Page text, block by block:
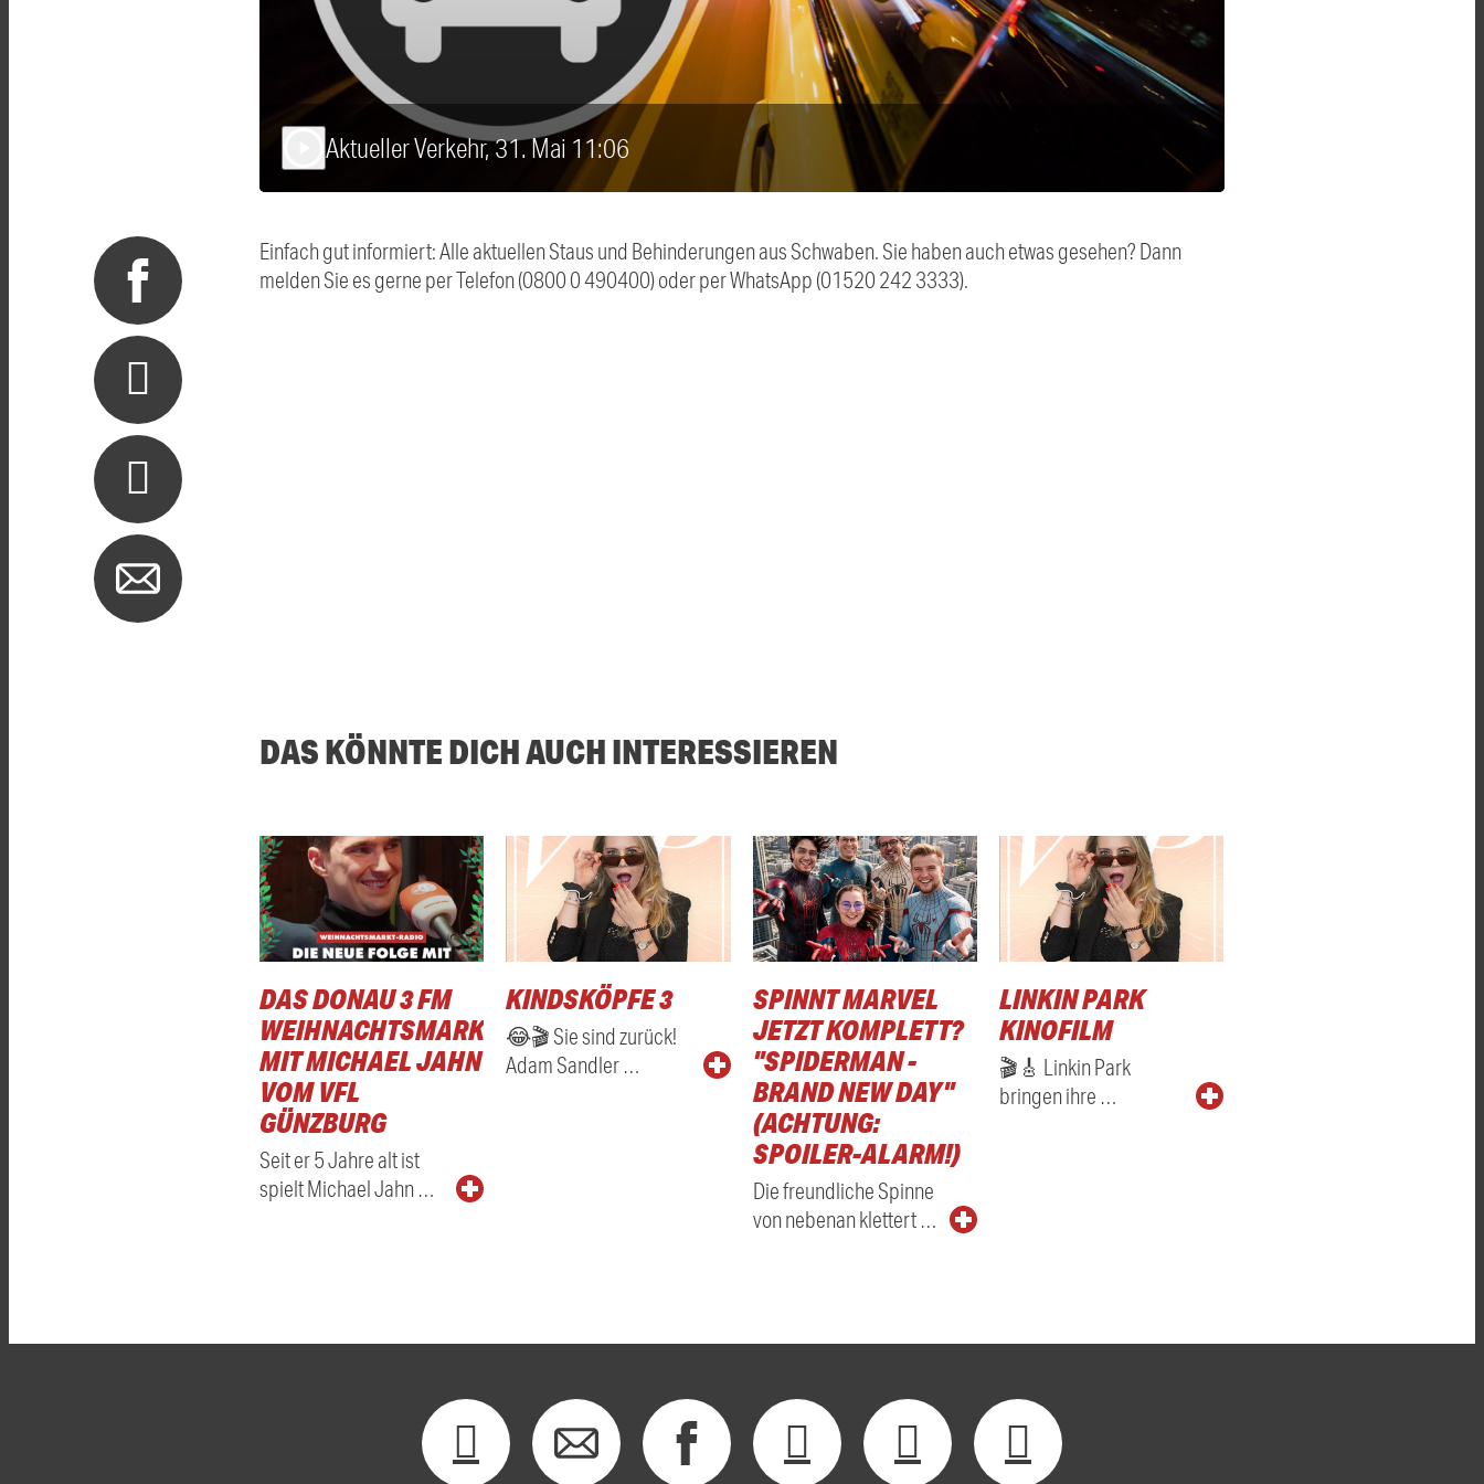
Aktueller Verkehr, 31. Mai 11:06
Einfach gut informiert: Alle aktuellen Staus und Behinderungen aus Schwaben. Sie haben auch etwas gesehen? Dann
melden Sie es gerne per Telefon (0800 0 490400) oder per WhatsApp (01520 242 3333).
DAS KÖNNTE DICH AUCH INTERESSIEREN
DAS DONAU 3 FM
WEIHNACHTSMARKTRADIO
MIT MICHAEL JAHN
VOM VFL
GÜNZBURG
Seit er 5 Jahre alt ist
spielt Michael Jahn …
KINDSKÖPFE 3
😂🎬 Sie sind zurück!
Adam Sandler …
SPINNT MARVEL
JETZT KOMPLETT?
"SPIDERMAN -
BRAND NEW DAY"
(ACHTUNG:
SPOILER-ALARM!)
Die freundliche Spinne
von nebenan klettert …
LINKIN PARK
KINOFILM
🎬🎸 Linkin Park
bringen ihre …